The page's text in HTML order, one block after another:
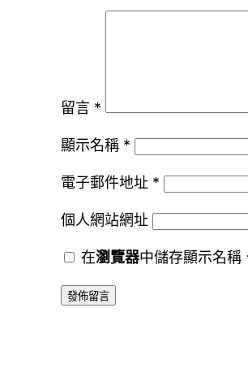
留言 *
顯示名稱 *
電子郵件地址 *
個人網站網址
在瀏覽器中儲存顯示名稱